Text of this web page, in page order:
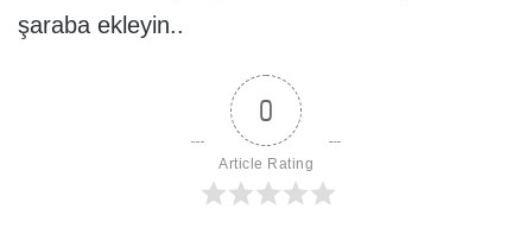
şaraba ekleyin..
0
Article Rating